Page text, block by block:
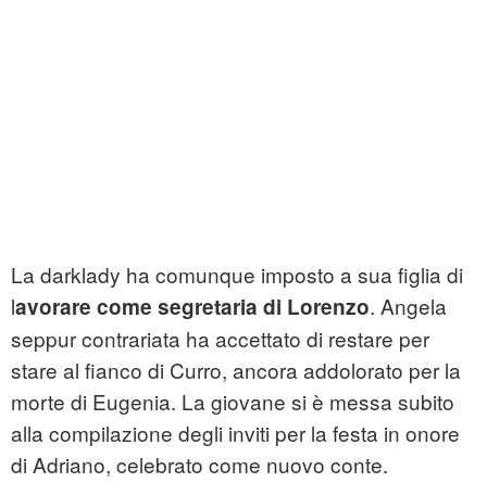
La darklady ha comunque imposto a sua figlia di
lavorare come segretaria di Lorenzo. Angela
seppur contrariata ha accettato di restare per
stare al fianco di Curro, ancora addolorato per la
morte di Eugenia. La giovane si è messa subito
alla compilazione degli inviti per la festa in onore
di Adriano, celebrato come nuovo conte.